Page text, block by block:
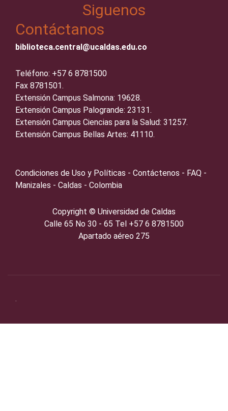
Siguenos
Contáctanos
biblioteca.central@ucaldas.edu.co
Teléfono: +57 6 8781500
Fax 8781501.
Extensión Campus Salmona: 19628.
Extensión Campus Palogrande: 23131.
Extensión Campus Ciencias para la Salud: 31257.
Extensión Campus Bellas Artes: 41110.
Condiciones de Uso y Políticas - Contáctenos - FAQ -
Manizales - Caldas - Colombia
Copyright ©️ Universidad de Caldas
Calle 65 No 30 - 65 Tel +57 6 8781500
Apartado aéreo 275